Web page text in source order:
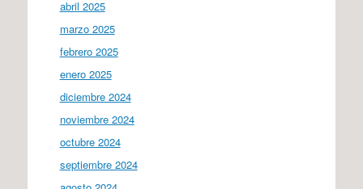
abril 2025
marzo 2025
febrero 2025
enero 2025
diciembre 2024
noviembre 2024
octubre 2024
septiembre 2024